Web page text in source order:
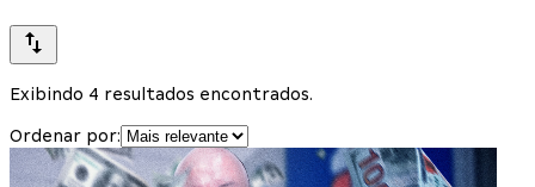
Exibindo 4 resultados encontrados.
Ordenar por: